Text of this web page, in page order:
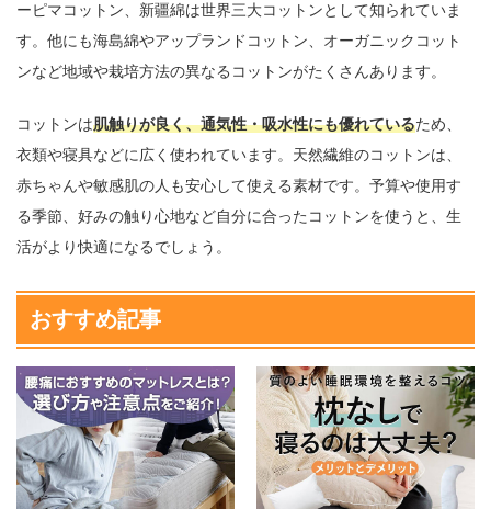
ーピマコットン、新疆綿は世界三大コットンとして知られていま
す。他にも海島綿やアップランドコットン、オーガニックコット
ンなど地域や栽培方法の異なるコットンがたくさんあります。
コットンは肌触りが良く、通気性・吸水性にも優れているため、
衣類や寝具などに広く使われています。天然繊維のコットンは、
赤ちゃんや敏感肌の人も安心して使える素材です。予算や使用す
る季節、好みの触り心地など自分に合ったコットンを使うと、生
活がより快適になるでしょう。
おすすめ記事